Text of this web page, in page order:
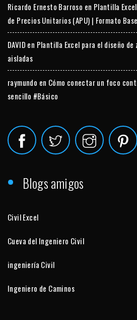
Ricardo Ernesto Barroso en Plantilla
de Precios Unitarios (APU) | Formato Base
DAVID en Plantilla Excel para el diseño
aisladas
raymundo en Cómo conectar un foco
sencillo #Básico
Blogs amigos
Civil Excel
Cueva del Ingeniero Civil
ingeniería Civil
Ingeniero de Caminos